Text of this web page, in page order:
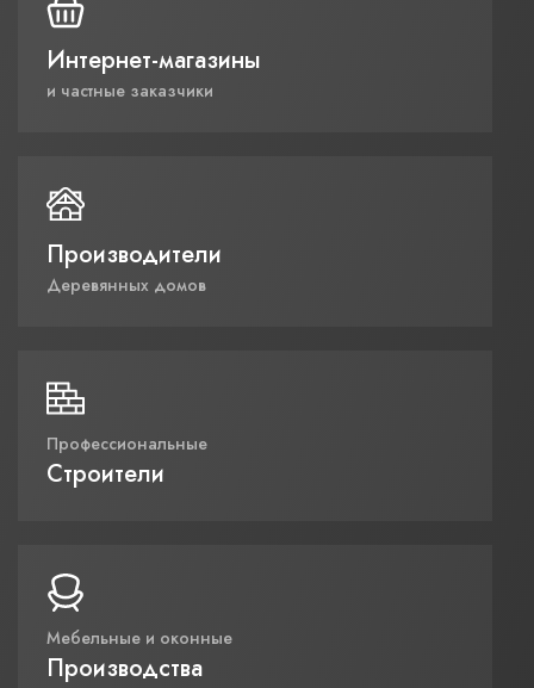
Интернет-магазины
и частные заказчики
Производители
Деревянных домов
Профессиональные
Строители
Мебельные и оконные
Производства